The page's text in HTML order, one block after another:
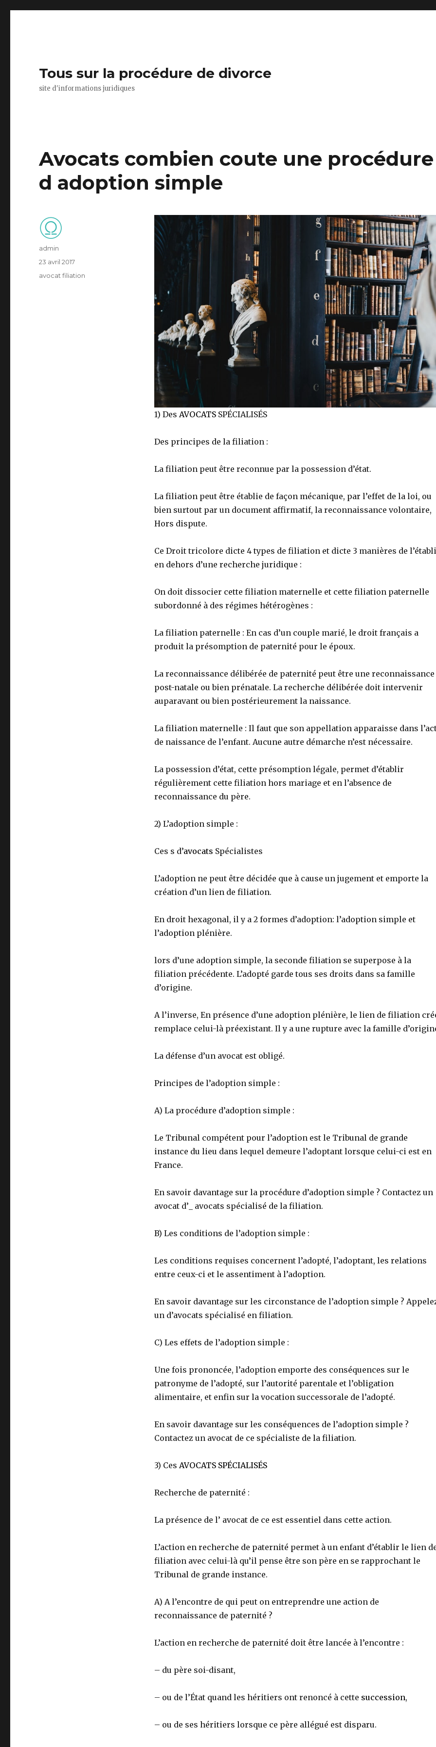
Tous sur la procédure de divorce
site d'informations juridiques
Avocats combien coute une procédure
d adoption simple
1) Des AVOCATSSPÉCIALISÉS
Des principes de la filiation :
La filiation peut être reconnue par la possession d’état.
La filiation peut être établie de façon mécanique, par l’effet de la loi, ou
bien surtout par un document affirmatif, la reconnaissance volontaire,
Hors dispute.
Ce Droit tricolore dicte 4 types de filiation et dicte 3 manières de
en dehors d’une recherche juridique :
On doit dissocier cette filiation maternelle et cette filiation paternelle
subordonné à des régimes hétérogènes :
La filiation paternelle : En cas d’un couple marié, le droit français a
produit la présomption de paternité pour le époux.
La reconnaissance délibérée de paternité peut être une reconnaissance
post-natale ou bien prénatale. La recherche délibérée doit intervenir
auparavant ou bien postérieurement la naissance.
La filiation maternelle : Il faut que son appellation apparaisse dans
de naissance de l’enfant. Aucune autre démarche n’est nécessaire.
La possession d’état, cette présomption légale, permet d’établir
régulièrement cette filiation hors mariage et en l’absence de
reconnaissance du père.
2) L’adoption simple :
Ces s d’avocats Spécialistes
L’adoption ne peut être décidée que à cause un jugement et emporte la
création d’un lien de filiation.
En droit hexagonal, il y a 2 formes d’adoption: l’adoption simple et
l’adoption plénière.
lors d’une adoption simple, la seconde filiation se superpose à la
filiation précédente. L’adopté garde tous ses droits dans sa famille
d’origine.
A l’inverse, En présence d’une adoption plénière, le lien de filiation
remplace celui-là préexistant. Il y a une rupture avec la famille
La défense d’un avocat est obligé.
Principes de l’adoption simple :
A) La procédure d’adoption simple :
Le Tribunal compétent pour l’adoption est le Tribunal de grande
instance du lieu dans lequel demeure l’adoptant lorsque celui-ci est en
France.
En savoir davantage sur la procédure d’adoption simple ? Contactez un
avocat d’_ avocats spécialisé de la filiation.
B) Les conditions de l’adoption simple :
Les conditions requises concernent l’adopté, l’adoptant, les relations
entre ceux-ci et le assentiment à l’adoption.
En savoir davantage sur les circonstance de l’adoption simple ?
un d’avocats spécialisé en filiation.
C) Les effets de l’adoption simple :
Une fois prononcée, l’adoption emporte des conséquences sur le
patronyme de l’adopté, sur l’autorité parentale et l’obligation
alimentaire, et enfin sur la vocation successorale de l’adopté.
En savoir davantage sur les conséquences de l’adoption simple ?
Contactez un avocat de ce spécialiste de la filiation.
3) Ces AVOCATS SPÉCIALISÉS
Recherche de paternité :
La présence de l’ avocat de ce est essentiel dans cette action.
L’action en recherche de paternité permet à un enfant d’établir le lien
filiation avec celui-là qu’il pense être son père en se rapprochant le
Tribunal de grande instance.
A) A l’encontre de qui peut on entreprendre une action de
reconnaissance de paternité ?
L’action en recherche de paternité doit être lancée à l’encontre :
– du père soi-disant,
– ou de l’État quand les héritiers ont renoncé à cette succession,
– ou de ses héritiers lorsque ce père allégué est disparu.
Auteur
admin
Publié
23 avril 2017
Catégories
avocat filiation